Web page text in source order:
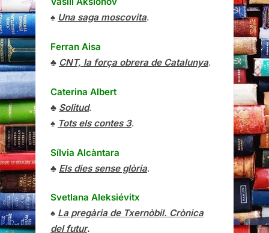
♠ Una saga moscovita.
Ferran Aisa
♣ CNT, la força obrera de Catalunya.
Caterina Albert
♣ Solitud.
♠ Tots els contes 3.
Sílvia Alcàntara
♣ Els dies sense glòria.
Svetlana Aleksiévitx
♠ La pregària de Txernòbil. Crònica
del futur.